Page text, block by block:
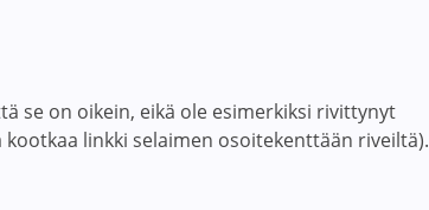
se on oikein, eikä ole esimerkiksi rivittynyt
linkki selaimen osoitekenttään riveiltä).